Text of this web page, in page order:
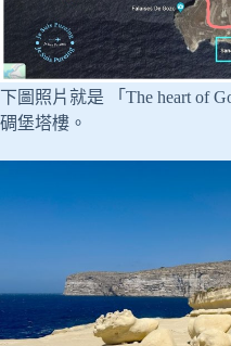
下圖照片就是 「The heart of
碉堡塔樓。